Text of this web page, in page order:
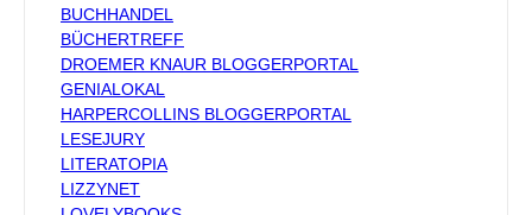
BUCHHANDEL
BÜCHERTREFF
DROEMER KNAUR BLOGGERPORTAL
GENIALOKAL
HARPERCOLLINS BLOGGERPORTAL
LESEJURY
LITERATOPIA
LIZZYNET